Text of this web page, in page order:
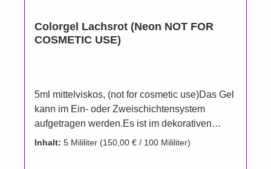
Colorgel Lachsrot (Neon NOT FOR
COSMETIC USE)
5ml mittelviskos, (not for cosmetic use)Das Gel
kann im Ein- oder Zweischichtensystem
aufgetragen werden.Es ist im dekorativen
Kunststoff-Aluminiumtiegel erhältlich. Dieses
Inhalt: 5 Mililiter (150,00 € / 100 Mililiter)